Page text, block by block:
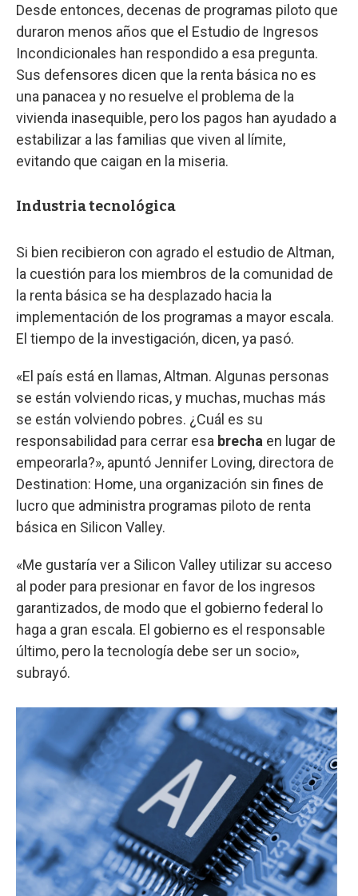
Desde entonces, decenas de programas piloto que
duraron menos años que el Estudio de Ingresos
Incondicionales han respondido a esa pregunta.
Sus defensores dicen que la renta básica no es
una panacea y no resuelve el problema de la
vivienda inasequible, pero los pagos han ayudado a
estabilizar a las familias que viven al límite,
evitando que caigan en la miseria.
Industria tecnológica
Si bien recibieron con agrado el estudio de Altman,
la cuestión para los miembros de la comunidad de
la renta básica se ha desplazado hacia la
implementación de los programas a mayor escala.
El tiempo de la investigación, dicen, ya pasó.
«El país está en llamas, Altman. Algunas personas
se están volviendo ricas, y muchas, muchas más
se están volviendo pobres. ¿Cuál es su
responsabilidad para cerrar esa brecha en lugar de
empeorarla?», apuntó Jennifer Loving, directora de
Destination: Home, una organización sin fines de
lucro que administra programas piloto de renta
básica en Silicon Valley.
«Me gustaría ver a Silicon Valley utilizar su acceso
al poder para presionar en favor de los ingresos
garantizados, de modo que el gobierno federal lo
haga a gran escala. El gobierno es el responsable
último, pero la tecnología debe ser un socio»,
subrayó.